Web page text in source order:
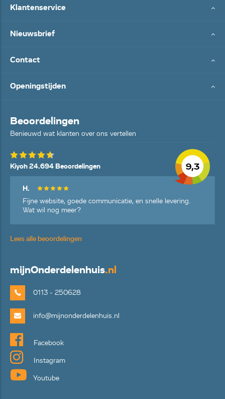
Klantenservice
Nieuwsbrief
Contact
Openingstijden
Beoordelingen
Benieuwd wat klanten over ons vertellen
9,3
Kiyoh 24.694 Beoordelingen
H.
Fijne website, goede communicatie, en snelle levering.
Wat wil nog meer?
Lees alle beoordelingen
mijnOnderdelenhuis.nl
0113 - 250628
info@mijnonderdelenhuis.nl
Facebook
Instagram
Youtube